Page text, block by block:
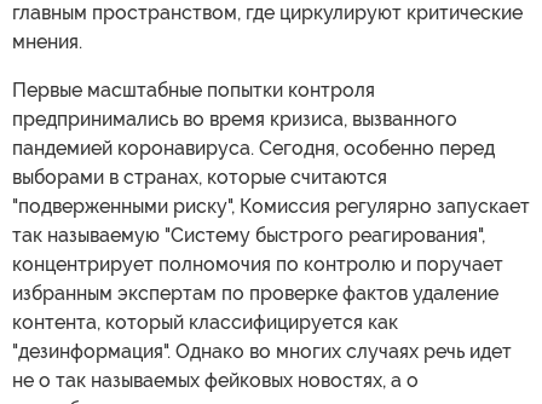
главным пространством, где циркулируют критические
мнения.
Первые масштабные попытки контроля
предпринимались во время кризиса, вызванного
пандемией коронавируса. Сегодня, особенно перед
выборами в странах, которые считаются
"подверженными риску", Комиссия регулярно запускает
так называемую "Систему быстрого реагирования",
концентрирует полномочия по контролю и поручает
избранным экспертам по проверке фактов удаление
контента, который классифицируется как
"дезинформация". Однако во многих случаях речь идет
не о так называемых фейковых новостях, а о